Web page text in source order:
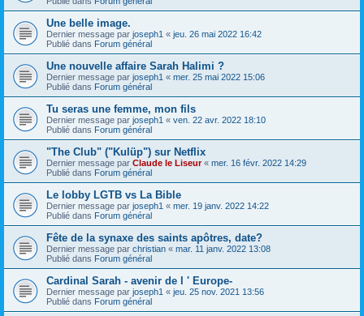
Une belle image.
Dernier message par joseph1 « jeu. 26 mai 2022 16:42
Publié dans Forum général
Une nouvelle affaire Sarah Halimi ?
Dernier message par joseph1 « mer. 25 mai 2022 15:06
Publié dans Forum général
Tu seras une femme, mon fils
Dernier message par joseph1 « ven. 22 avr. 2022 18:10
Publié dans Forum général
"The Club" ("Kulüp") sur Netflix
Dernier message par Claude le Liseur« mer. 16 févr. 2022 14:29
Publié dans Forum général
Le lobby LGTB vs La Bible
Dernier message par joseph1 « mer. 19 janv. 2022 14:22
Publié dans Forum général
Fête de la synaxe des saints apôtres, date?
Dernier message par christian « mar. 11 janv. 2022 13:08
Publié dans Forum général
Cardinal Sarah - avenir de l ' Europe-
Dernier message par joseph1 « jeu. 25 nov. 2021 13:56
Publié dans Forum général